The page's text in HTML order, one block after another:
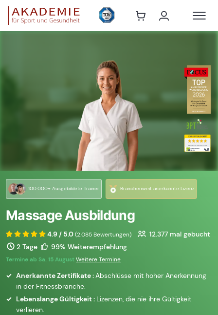
100.000+ Ausgebildete Trainer Branchenweit anerkannte Lizenz
Massage Ausbildung
4.9 / 5.0(2.085 Bewertungen) 12.377mal gebucht
2 Tage
99% Weiterempfehlung
Termine ab Sa. 15 AugustWeitere Termine
Anerkannte Zertifikate :Abschlüsse mit hoher Anerkennung
in der Fitnessbranche.
Lebenslange Gültigkeit : Lizenzen, die nie ihre Gültigkeit
verlieren.